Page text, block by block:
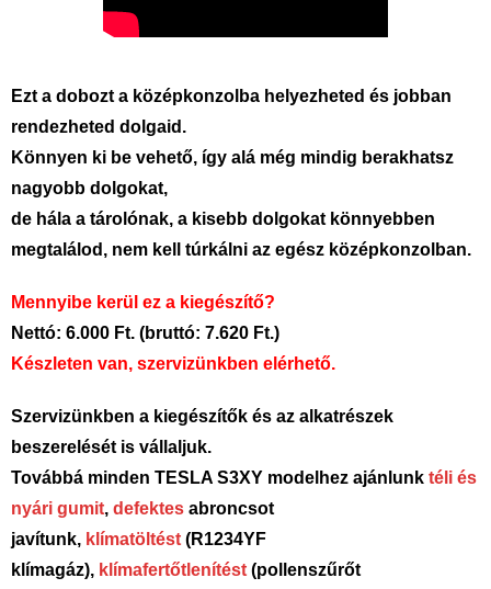
Ezt a dobozt a középkonzolba helyezheted és jobban
rendezheted dolgaid.
Könnyen ki be vehető, így alá még mindig berakhatsz
nagyobb dolgokat,
de hála a tárolónak, a kisebb dolgokat könnyebben
megtalálod, nem kell túrkálni az egész középkonzolban.
Mennyibe kerül ez a kiegészítő?
Nettó: 6.000 Ft. (bruttó: 7.620 Ft.)
Készleten van, szervizünkben elérhető.
Szervizünkben a kiegészítők és az alkatrészek
beszerelését is vállaljuk.
Továbbá minden TESLA S3XY modelhez ajánlunk téli és
nyári gumit, defektes abroncsot
javítunk, klímatöltést (R1234YF
klímagáz), klímafertőtlenítést (pollenszűrőt